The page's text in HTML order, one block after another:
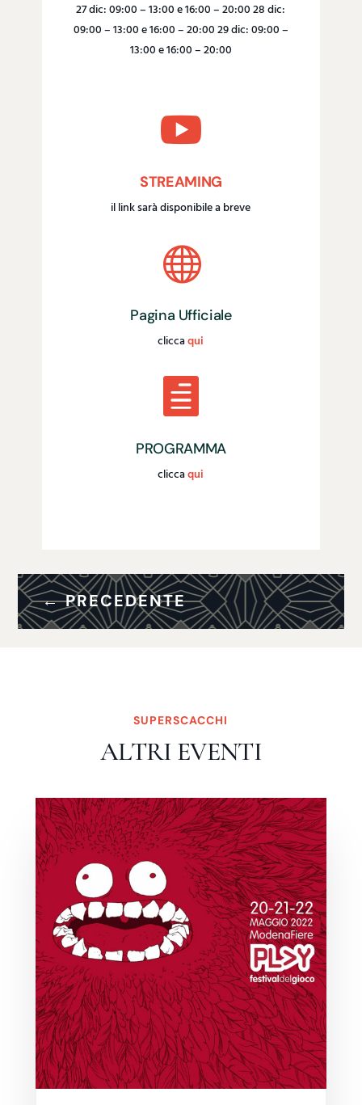
27 dic: 09:00 – 13:00 e 16:00 – 20:00 28 dic:
09:00 – 13:00 e 16:00 – 20:00 29 dic: 09:00 –
13:00 e 16:00 – 20:00

STREAMING
il link sarà disponibile a breve

Pagina Ufficiale
cliccaqui

PROGRAMMA
cliccaqui
←PRECEDENTE
SUPERSCACCHI
ALTRI EVENTI